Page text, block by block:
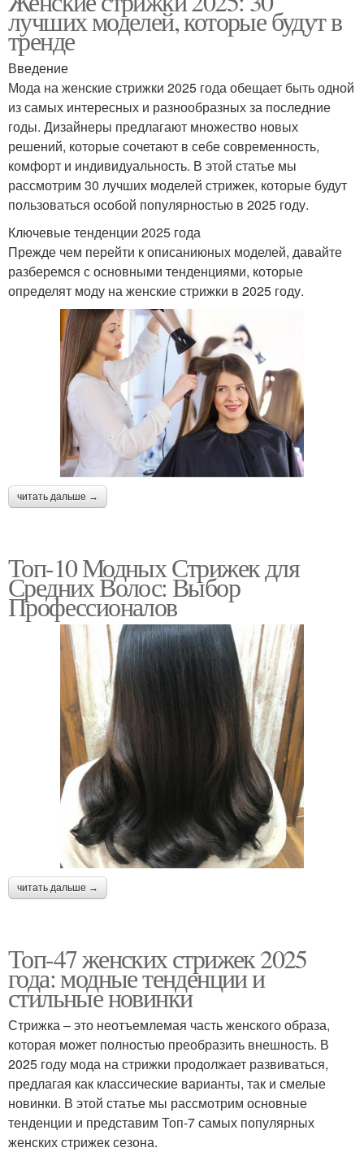
лучших моделей, которые будут в
тренде
Введение
Мода на женские стрижки 2025 года обещает быть одной
из самых интересных и разнообразных за последние
годы. Дизайнеры предлагают множество новых
решений, которые сочетают в себе современность,
комфорт и индивидуальность. В этой статье мы
рассмотрим 30 лучших моделей стрижек, которые будут
пользоваться особой популярностью в 2025 году.
Ключевые тенденции 2025 года
Прежде чем перейти к описаниюных моделей, давайте
разберемся с основными тенденциями, которые
определят моду на женские стрижки в 2025 году.
читать дальше →
Топ-10 Модных Стрижек для
Средних Волос: Выбор
Профессионалов
читать дальше →
Топ-47 женских стрижек 2025
года: модные тенденции и
стильные новинки
Стрижка – это неотъемлемая часть женского образа,
которая может полностью преобразить внешность. В
2025 году мода на стрижки продолжает развиваться,
предлагая как классические варианты, так и смелые
новинки. В этой статье мы рассмотрим основные
тенденции и представим Топ-7 самых популярных
женских стрижек сезона.